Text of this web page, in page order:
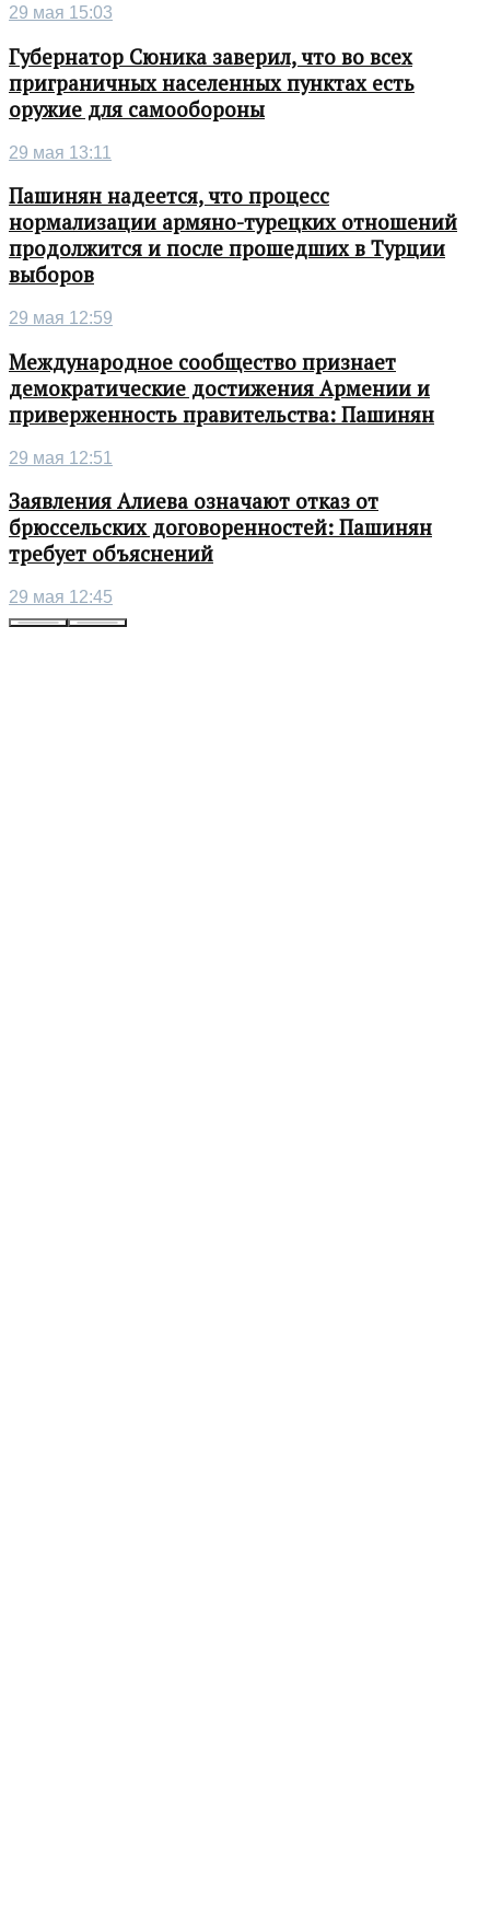
29 мая 15:03
Губернатор Сюника заверил, что во всех
приграничных населенных пунктах есть
оружие для самообороны
29 мая 13:11
Пашинян надеется, что процесс
нормализации армяно-турецких отношений
продолжится и после прошедших в Турции
выборов
29 мая 12:59
Международное сообщество признает
демократические достижения Армении и
приверженность правительства: Пашинян
29 мая 12:51
Заявления Алиева означают отказ от
брюссельских договоренностей: Пашинян
требует объяснений
29 мая 12:45